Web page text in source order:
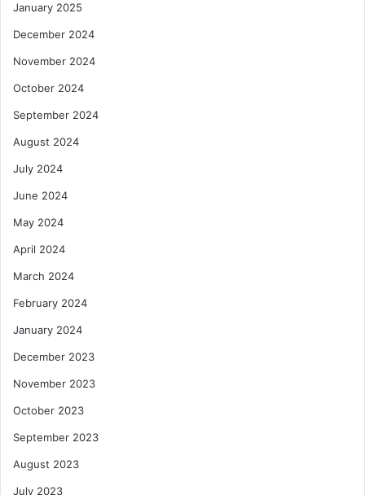
January 2025
December 2024
November 2024
October 2024
September 2024
August 2024
July 2024
June 2024
May 2024
April 2024
March 2024
February 2024
January 2024
December 2023
November 2023
October 2023
September 2023
August 2023
July 2023